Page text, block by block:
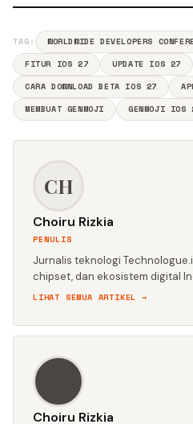
TAG: WORLDWIDE DEVELOPERS
FITUR IOS 27
UPDATE IOS 27
CARA DOWNLOAD BETA IOS 27
MEMBUAT GENMOJI
GENMOJI IOS
CH
Choiru Rizkia
PENULIS
Jurnalis teknologi
chipset, dan ekosistem digital
LIHAT SEMUA ARTIKEL →
Choiru Rizkia